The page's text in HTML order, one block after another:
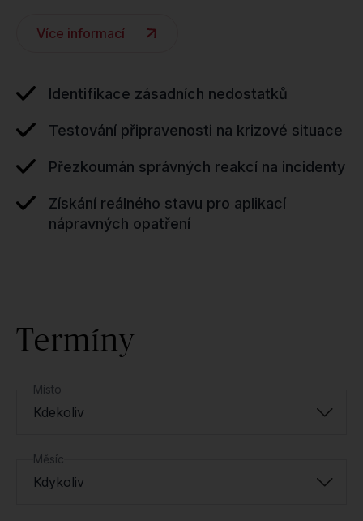
Více informací
Identifikace zásadních nedostatků
Testování připravenosti na krizové situace
Přezkoumán správných reakcí na incidenty
Získání reálného stavu pro aplikací
nápravných opatření
Termíny
Místo
Kdekoliv
Měsíc
Kdykoliv